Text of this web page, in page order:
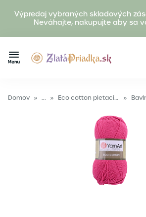
Výpredaj vybraných skladových
Neváhajte, nakupujte aby sa
Domov » ... » Eco cotton pletacia bavlnená priadza »